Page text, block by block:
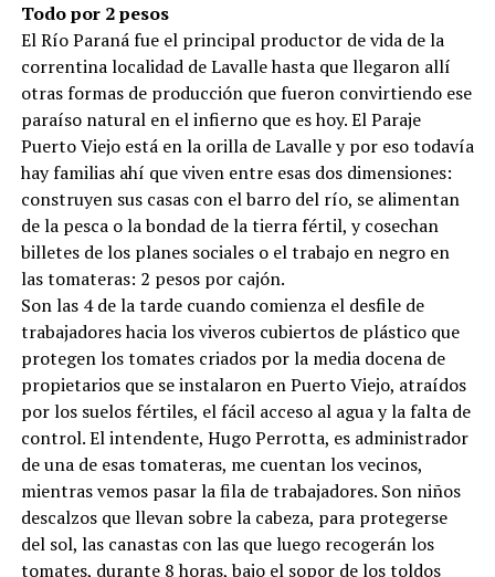
Todo por 2 pesos
El Río Paraná fue el principal productor de vida de la
correntina localidad de Lavalle hasta que llegaron allí
otras formas de producción que fueron convirtiendo ese
paraíso natural en el infierno que es hoy. El Paraje
Puerto Viejo está en la orilla de Lavalle y por eso todavía
hay familias ahí que viven entre esas dos dimensiones:
construyen sus casas con el barro del río, se alimentan
de la pesca o la bondad de la tierra fértil, y cosechan
billetes de los planes sociales o el trabajo en negro en
las tomateras: 2 pesos por cajón.
Son las 4 de la tarde cuando comienza el desfile de
trabajadores hacia los viveros cubiertos de plástico que
protegen los tomates criados por la media docena de
propietarios que se instalaron en Puerto Viejo, atraídos
por los suelos fértiles, el fácil acceso al agua y la falta de
control. El intendente, Hugo Perrotta, es administrador
de una de esas tomateras, me cuentan los vecinos,
mientras vemos pasar la fila de trabajadores. Son niños
descalzos que llevan sobre la cabeza, para protegerse
del sol, las canastas con las que luego recogerán los
tomates, durante 8 horas, bajo el sopor de los toldos